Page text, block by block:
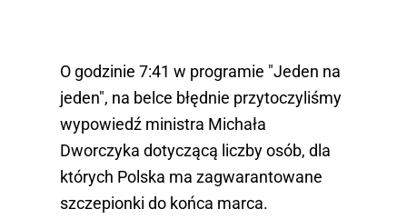
O godzinie 7:41 w programie "Jeden na
jeden", na belce błędnie przytoczyliśmy
wypowiedź ministra Michała
Dworczyka dotyczącą liczby osób, dla
których Polska ma zagwarantowane
szczepionki do końca marca.